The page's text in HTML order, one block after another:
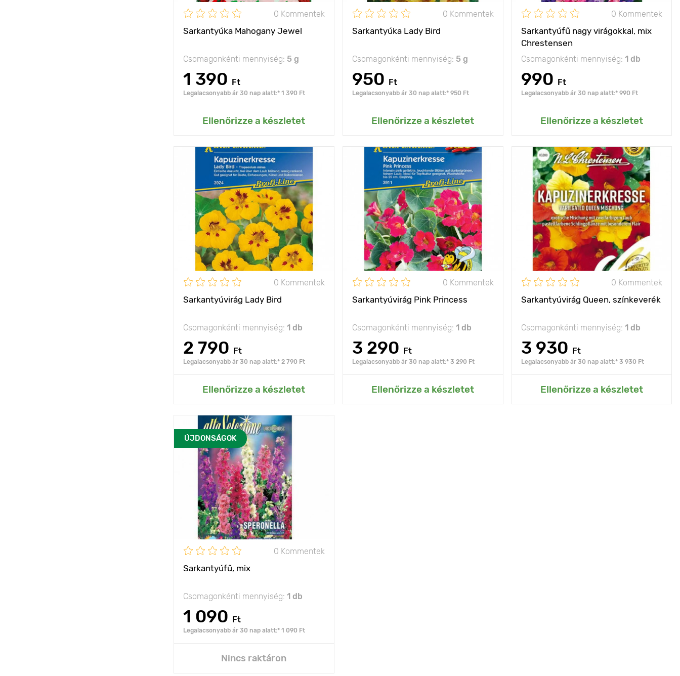
0 Kommentek
Sarkantyúka Mahogany Jewel
Csomagonkénti mennyiség: 5 g
1 390 Ft
Legalacsonyabb ár 30 nap alatt:* 1 390 Ft
Ellenőrizze a készletet
Hozzáadás az Én kertemhez
0 Kommentek
Sarkantyúka Lady Bird
Csomagonkénti mennyiség: 5 g
950 Ft
Legalacsonyabb ár 30 nap alatt:* 950 Ft
Ellenőrizze a készletet
Hozzáadás az Én kertemhez
0 Kommentek
Sarkantyúfű nagy virágokkal, mix
Chrestensen
Csomagonkénti mennyiség: 1 db
990 Ft
Legalacsonyabb ár 30 nap alatt:* 990 Ft
Ellenőrizze a készletet
Hozzáadás az Én kertemhez
0 Kommentek
Sarkantyúvirág Lady Bird
Csomagonkénti mennyiség: 1 db
2 790 Ft
Legalacsonyabb ár 30 nap alatt:* 2 790 Ft
Ellenőrizze a készletet
Jellemzők
virágzik
Kifejlett kori
magasság
20 - 30 cm
Ültetési távolság 40 х 30 cm
nap
Hozzáadás az Én kertemhez
0 Kommentek
Sarkantyúvirág Pink Princess
Csomagonkénti mennyiség: 1 db
3 290 Ft
Legalacsonyabb ár 30 nap alatt:* 3 290 Ft
Ellenőrizze a készletet
Jellemzők
ehetőek
Kifejlett kori
magasság
15 - 25 cm
Ültetési távolság 20 х 20 cm
Fényigény nap
Hozzáadás az Én kertemhez
0 Kommentek
Sarkantyúvirág Queen, színkeverék
Csomagonkénti mennyiség: 1 db
3 930 Ft
Legalacsonyabb ár 30 nap alatt:* 3 930 Ft
Ellenőrizze a készletet
Jellemzők csodálatos keverék
Kifejlett kori
magasság
20 - 30 cm
Ültetési távolság 30 х 30 cm
Fényigény nap
Hozzáadás az Én kertemhez
ÚJDONSÁGOK
0 Kommentek
Sarkantyúfű, mix
Csomagonkénti mennyiség: 1 db
1 090 Ft
Legalacsonyabb ár 30 nap alatt:* 1 090 Ft
Nincs raktáron